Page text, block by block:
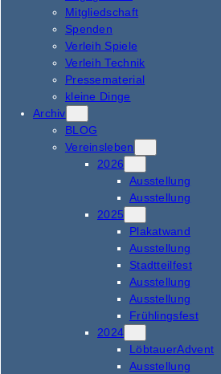
Mitgliedschaft
Spenden
Verleih Spiele
Verleih Technik
Pressematerial
kleine Dinge
Archiv
BLOG
Vereinsleben
2026
Ausstellung
Ausstellung
2025
Plakatwand
Ausstellung
Stadtteilfest
Ausstellung
Ausstellung
Frühlingsfest
2024
LöbtauerAdvent
Ausstellung